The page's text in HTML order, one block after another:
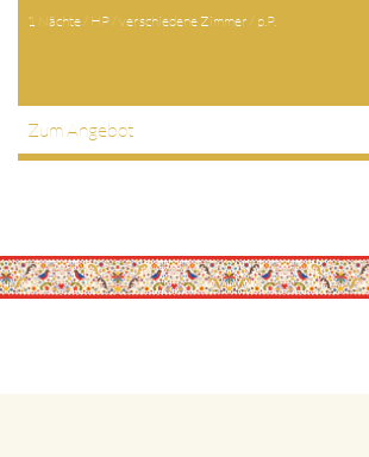
1 Nächte / HP / verschiedene Zimmer / p.P.
Zum Angebot